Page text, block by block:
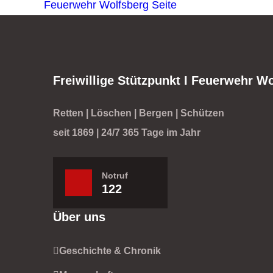
Feuerwehr Wolfsberg Seite
Freiwillige Stützpunkt I Feuerwehr
Retten | Löschen | Bergen | Schützen
seit 1869 | 24/7 365 Tage im Jahr
Notruf
122
Über uns
Geschichte & Chronik